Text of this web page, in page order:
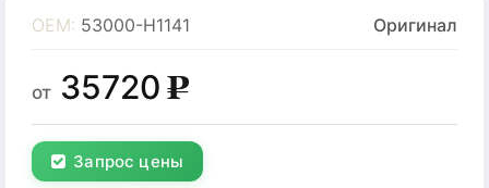
OEM: 53000-H1141 Оригинал
от 35720g
Запрос цены